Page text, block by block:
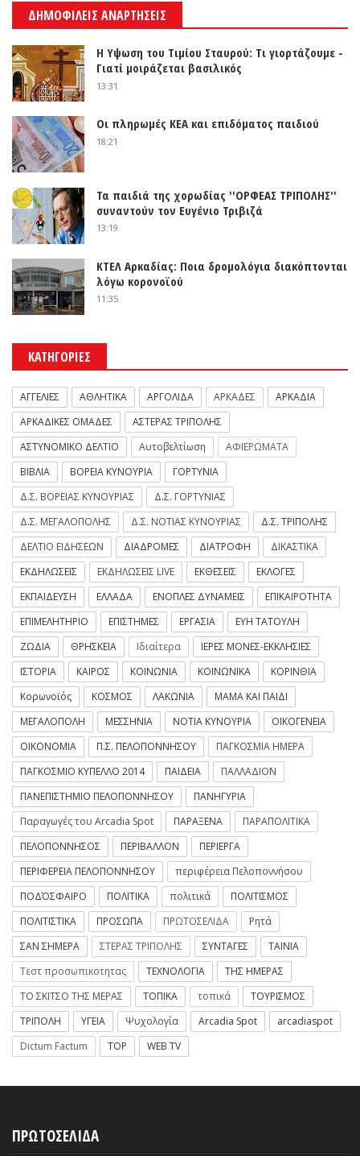
ΔΗΜΟΦΙΛΕΙΣ ΑΝΑΡΤΗΣΕΙΣ
Η Υψωση του Τιμίου Σταυρού: Τι γιορτάζουμε -
Γιατί μοιράζεται βασιλικός
13:31
Οι πληρωμές ΚΕΑ και επιδόματος παιδιού
18:21
Τα παιδιά της χορωδίας ''ΟΡΦΕΑΣ ΤΡΙΠΟΛΗΣ''
συναντούν τον Ευγένιο Τριβιζά
13:19
ΚΤΕΛ Αρκαδίας: Ποια δρομολόγια διακόπτονται
λόγω κορονοϊού
11:35
ΚΑΤΗΓΟΡΙΕΣ
ΑΓΓΕΛΙΕΣ ΑΘΛΗΤΙΚΑ ΑΡΓΟΛΙΔΑ ΑΡΚΑΔΕΣ
ΑΡΚΑΔΙΑ
ΑΡΚΑΔΙΚΕΣ ΟΜΑΔΕΣ
ΑΣΤΕΡΑΣ ΤΡΙΠΟΛΗΣ
ΑΣΤΥΝΟΜΙΚΟ ΔΕΛΤΙΟ
Αυτοβελτίωση
ΑΦΙΕΡΩΜΑΤΑ
ΒΙΒΛΙΑ
ΒΟΡΕΙΑ ΚΥΝΟΥΡΙΑ
ΓΟΡΤΥΝΙΑ
Δ.Σ. ΒΟΡΕΙΑΣ ΚΥΝΟΥΡΙΑΣ
Δ.Σ. ΓΟΡΤΥΝΙΑΣ
Δ.Σ. ΜΕΓΑΛΟΠΟΛΗΣ
Δ.Σ. ΝΟΤΙΑΣ ΚΥΝΟΥΡΙΑΣ
Δ.Σ. ΤΡΙΠΟΛΗΣ
ΔΕΛΤΙΟ ΕΙΔΗΣΕΩΝ
ΔΙΑΔΡΟΜΕΣ ΔΙΑΤΡΟΦΗ
ΔΙΚΑΣΤΙΚΑ
ΕΚΔΗΛΩΣΕΙΣ
ΕΚΔΗΛΩΣΕΙΣ LIVE ΕΚΘΕΣΕΙΣ
ΕΚΛΟΓΕΣ
ΕΚΠΑΙΔΕΥΣΗ
ΕΛΛΑΔΑ ΕΝΟΠΛΕΣ ΔΥΝΑΜΕΙΣ
ΕΠΙΚΑΙΡΟΤΗΤΑ
ΕΠΙΜΕΛΗΤΗΡΙΟ
ΕΠΙΣΤΗΜΕΣ ΕΡΓΑΣΙΑ
ΕΥΗ ΤΑΤΟΥΛΗ
ΖΩΔΙΑ
ΘΡΗΣΚΕΙΑ Ιδιαίτερα
ΙΕΡΕΣ ΜΟΝΕΣ-ΕΚΚΛΗΣΙΕΣ
ΙΣΤΟΡΙΑ
ΚΑΙΡΟΣ ΚΟΙΝΩΝΙΑ ΚΟΙΝΩΝΙΚΑ
ΚΟΡΙΝΘΙΑ
Κορωνοϊός
ΚΟΣΜΟΣ ΛΑΚΩΝΙΑ
ΜΑΜΑ ΚΑΙ ΠΑΙΔΙ
ΜΕΓΑΛΟΠΟΛΗ
ΜΕΣΣΗΝΙΑ ΝΟΤΙΑ ΚΥΝΟΥΡΙΑ
ΟΙΚΟΓΕΝΕΙΑ
ΟΙΚΟΝΟΜΙΑ
Π.Σ. ΠΕΛΟΠΟΝΝΗΣΟΥ
ΠΑΓΚΟΣΜΙΑ ΗΜΕΡΑ
ΠΑΓΚΟΣΜΙΟ ΚΥΠΕΛΛΟ 2014
ΠΑΙΔΕΙΑ
ΠΑΛΛΑΔΙΟΝ
ΠΑΝΕΠΙΣΤΗΜΙΟ ΠΕΛΟΠΟΝΝΗΣΟΥ
ΠΑΝΗΓΥΡΙΑ
Παραγωγές του Arcadia Spot
ΠΑΡΑΞΕΝΑ
ΠΑΡΑΠΟΛΙΤΙΚΑ
ΠΕΛΟΠΟΝΝΗΣΟΣ
ΠΕΡΙΒΑΛΛΟΝ
ΠΕΡΙΕΡΓΑ
ΠΕΡΙΦΕΡΕΙΑ ΠΕΛΟΠΟΝΝΗΣΟΥ
περιφέρεια Πελοποννήσου
ΠΟΔΌΣΦΑΙΡΟ
ΠΟΛΙΤΙΚΑ πολιτικά
ΠΟΛΙΤΙΣΜΟΣ
ΠΟΛΙΤΙΣΤΙΚΑ
ΠΡΟΣΩΠΑ ΠΡΩΤΟΣΕΛΙΔΑ
Ρητά
ΣΑΝ ΣΗΜΕΡΑ
ΣΤΕΡΑΣ ΤΡΙΠΟΛΗΣ ΣΥΝΤΑΓΕΣ
ΤΑΙΝΙΑ
Τεστ προσωπικοτητας
ΤΕΧΝΟΛΟΓΙΑ
ΤΗΣ ΗΜΕΡΑΣ
ΤΟ ΣΚΙΤΣΟ ΤΗΣ ΜΕΡΑΣ
ΤΟΠΙΚΑ τοπικά
ΤΟΥΡΙΣΜΟΣ
ΤΡΙΠΟΛΗ
ΥΓΕΙΑ Ψυχολογία Arcadia Spot
arcadiaspot
Dictum Factum
TOP WEB TV
ΠΡΩΤΟΣΕΛΙΔΑ